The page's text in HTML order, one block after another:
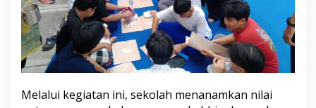
Melalui kegiatan ini, sekolah menanamkan nilai